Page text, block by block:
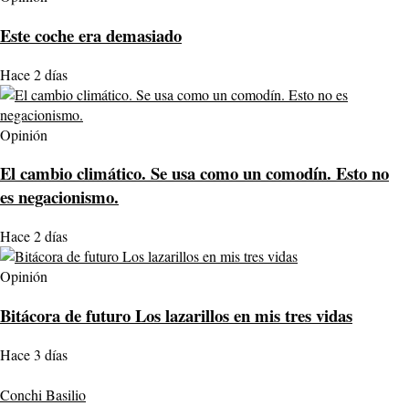
Este coche era demasiado
Hace 2 días
Opinión
El cambio climático. Se usa como un comodín. Esto no
es negacionismo.
Hace 2 días
Opinión
Bitácora de futuro Los lazarillos en mis tres vidas
Hace 3 días
Conchi Basilio